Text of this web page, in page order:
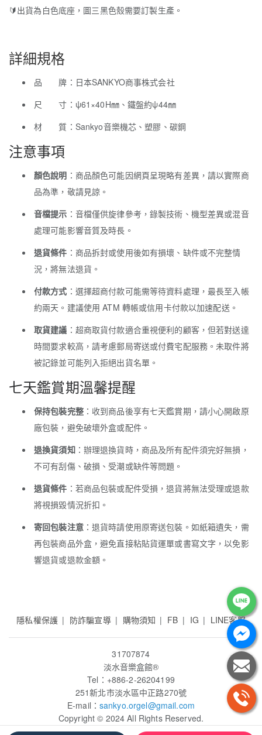
🔰出貨為白色底座，圖三黑色殼需要訂製生產。
詳細規格
品 牌：日本SANKYO商事株式会社
尺 寸：ψ61×40H㎜、鐵盤約ψ44㎜
材 質：Sankyo音樂機芯、塑膠、碳鋼
注意事項
顏色說明 ：商品顏色可能因網頁呈現略有差異，請以實際商
品為準，敬請見諒。
音檔提示 ：音檔僅供旋律參考，錄製技術、機型差異或混音
處理可能影響音質及時長。
退貨條件 ：商品拆封或使用後如有損壞、缺件或不完整情
況，將無法退貨。
付款方式 ：選擇超商付款可能需等待資料處理，最長至入帳
約兩天。建議使用 ATM 轉帳或信用卡付款以加速配送。
取貨建議 ：超商取貨付款適合重視便利的顧客，但若對送達
時間要求較高，請考慮郵局寄送或付費宅配服務。未取件將
被記錄並可能列入拒絕出貨名單。
七天鑑賞期溫馨提醒
保持包裝完整：收到商品後享有七天鑑賞期，請小心開啟原
廠包裝，避免破壞外盒或配件。
退換貨須知：辦理退換貨時，商品及所有配件須完好無損，
不可有刮傷、破損、受潮或缺件等問題。
退貨條件 ：若商品包裝或配件受損，退貨將無法受理或退款
將視損毀情況折扣。
寄回包裝注意：退貨時請使用原寄送包裝。如紙箱遺失，需
再包裝商品外盒，避免直接粘貼貨運單或書寫文字，以免影
響退貨或退款金額。
隱私權保護 防詐騙宣導 購物須知 FB IG LINE客服
31707874
淡水音樂盒館®
Tel：+886-2-26204199
251新北市淡水區中正路270號
E-mail： sankyo.orgel@gmail.com
Copyright © 2024 All Rights Reserved.